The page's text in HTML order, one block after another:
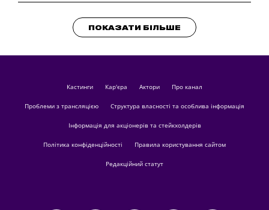
ПОКАЗАТИ БІЛЬШЕ
кастинги Кар'єра актори Про канал
Проблеми з трансляцією Структура власності та особлива інформація
Інформація для акціонерів та стейкхолдерів
Політика конфіденційності Правила користування сайтом
Редакційний статут